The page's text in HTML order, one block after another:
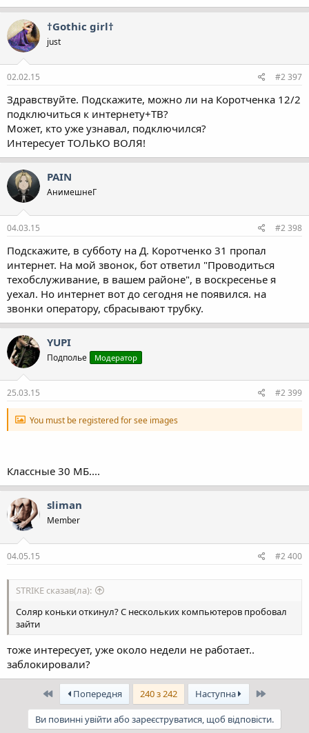
†Gothic girl†
just
02.02.15 #2 397
Здравствуйте. Подскажите, можно ли на Коротченка 12/2
подключиться к интернету+ТВ?
Может, кто уже узнавал, подключился?
Интересует ТОЛЬКО ВОЛЯ!
PAIN
АнимешнеГ
04.03.15 #2 398
Подскажите, в субботу на Д. Коротченко 31 пропал
интернет. На мой звонок, бот ответил "Проводиться
техобслуживание, в вашем районе", в воскресенье я
уехал. Но интернет вот до сегодня не появился. на
звонки оператору, сбрасывают трубку.
YUPI
Подполье Модератор
25.03.15 #2 399
You must be registered for see images
Классные 30 МБ....
sliman
Member
04.05.15 #2 400
STRIKE сказав(ла):
Соляр коньки откинул? С нескольких компьютеров пробовал
зайти
тоже интересует, уже около недели не работает..
заблокировали?
ПершийПопередня 240 з 242 Наступна Останній
Ви повинні увійти або зареєструватися, щоб відповісти.